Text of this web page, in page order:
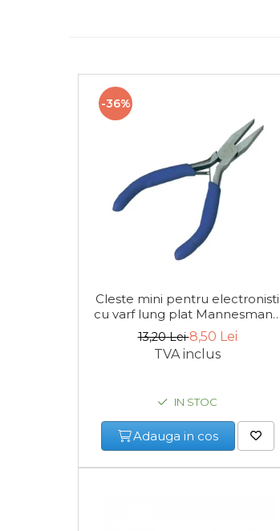
Tester de Tensiune
Accesorii Auto
-36%
Cleste mini pentru electronisti
cu varf lung plat Mannesmann
10806, 120 mm
13,20 Lei8,50 Lei
TVA inclus
IN STOC
Adauga in cos